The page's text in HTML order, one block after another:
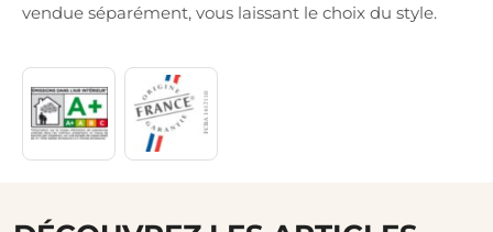
vendue séparément, vous laissant le choix du style.